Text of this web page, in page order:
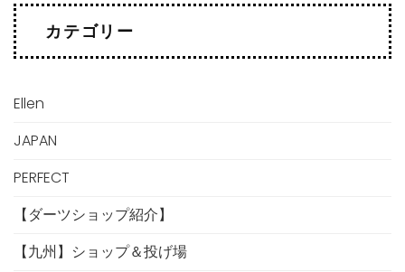
カテゴリー
Ellen
JAPAN
PERFECT
【ダーツショップ紹介】
【九州】ショップ＆投げ場